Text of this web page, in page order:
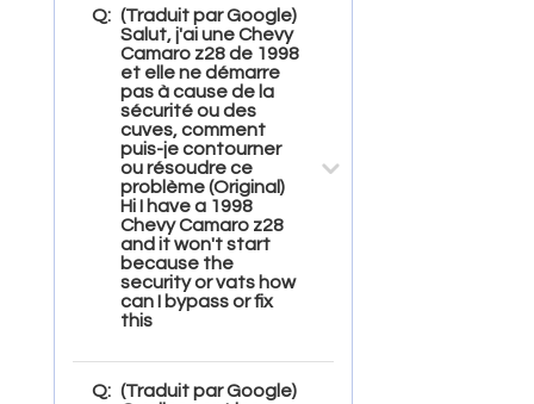
Q: (Traduit par Google)
Salut, j'ai une Chevy
Camaro z28 de 1998
et elle ne démarre
pas à cause de la
sécurité ou des
cuves, comment
puis-je contourner
ou résoudre ce
problème (Original)
Hi I have a 1998
Chevy Camaro z28
and it won't start
because the
security or vats how
can I bypass or fix
this
Q: (Traduit par Google)